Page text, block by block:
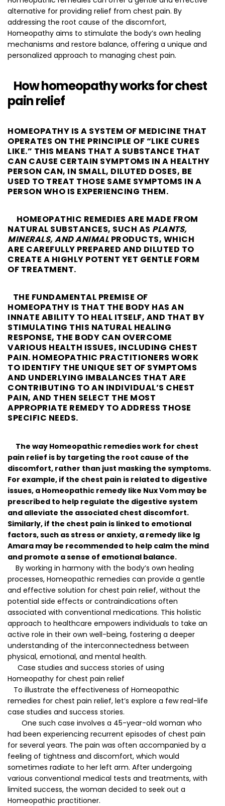
alternative for providing relief from chest pain. By
addressing the root cause of the discomfort,
Homeopathy aims to stimulate the body’s own healing
mechanisms and restore balance, offering a unique and
personalized approach to managing chest pain.
How homeopathy works for chest
pain relief
HOMEOPATHY IS A SYSTEM OF MEDICINE THAT
OPERATES ON THE PRINCIPLE OF“LIKE CURES
LIKE.” THIS MEANS THAT A SUBSTANCE THAT
CAN CAUSE CERTAIN SYMPTOMS IN A HEALTHY
PERSON CAN, IN SMALL, DILUTED DOSES, BE
USED TO TREAT THOSE SAME SYMPTOMS IN A
PERSON WHO IS EXPERIENCING THEM.
HOMEOPATHIC REMEDIES ARE MADE FROM
NATURAL SUBSTANCES, SUCH AS PLANTS,
MINERALS, AND ANIMAL PRODUCTS, WHICH
ARE CAREFULLY PREPARED AND DILUTED TO
CREATE A HIGHLY POTENT YET GENTLE FORM
OF TREATMENT.
THE FUNDAMENTAL PREMISE OF
HOMEOPATHY IS THAT THE BODY HAS AN
INNATE ABILITY TO HEAL ITSELF, AND THAT BY
STIMULATING THIS NATURAL HEALING
RESPONSE, THE BODY CAN OVERCOME
VARIOUS HEALTH ISSUES, INCLUDING CHEST
PAIN. HOMEOPATHIC PRACTITIONERS WORK
TO IDENTIFY THE UNIQUE SET OF SYMPTOMS
AND UNDERLYING IMBALANCES THAT ARE
CONTRIBUTING TO AN INDIVIDUAL’S CHEST
PAIN, AND THEN SELECT THE MOST
APPROPRIATE REMEDY TO ADDRESS THOSE
SPECIFIC NEEDS.
The way Homeopathic remedies work for chest
pain relief is by targeting the root cause of the
discomfort, rather than just masking the symptoms.
For example, if the chest pain is related to digestive
issues, a Homeopathic remedy like Nux Vom may be
prescribed to help regulate the digestive system
and alleviate the associated chest discomfort.
Similarly, if the chest pain is linked to emotional
factors, such as stress or anxiety, a remedy like Ig
Amara may be recommended to help calm the mind
and promote a sense of emotional balance.
By working in harmony with the body’s own healing
processes, Homeopathic remedies can provide a gentle
and effective solution for chest pain relief, without the
potential side effects or contraindications often
associated with conventional medications. This holistic
approach to healthcare empowers individuals to take an
active role in their own well-being, fostering a deeper
understanding of the interconnectedness between
physical, emotional, and mental health.
Case studies and success stories of using
Homeopathy for chest pain relief
To illustrate the effectiveness of Homeopathic
remedies for chest pain relief, let’s explore a few real-life
case studies and success stories.
One such case involves a 45-year-old woman who
had been experiencing recurrent episodes of chest pain
for several years. The pain was often accompanied by a
feeling of tightness and discomfort, which would
sometimes radiate to her left arm. After undergoing
various conventional medical tests and treatments, with
limited success, the woman decided to seek out a
Homeopathic practitioner.